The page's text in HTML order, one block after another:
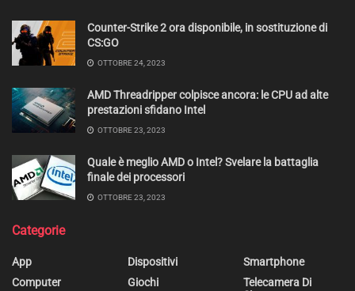
Counter-Strike 2 ora disponibile, in sostituzione di
CS:GO
OTTOBRE 24, 2023
AMD Threadripper colpisce ancora: le CPU ad alte
prestazioni sfidano Intel
OTTOBRE 23, 2023
Quale è meglio AMD o Intel? Svelare la battaglia
finale dei processori
OTTOBRE 23, 2023
Categorie
App
Computer
Dispositivi
Giochi
Smartphone
Telecamera Di